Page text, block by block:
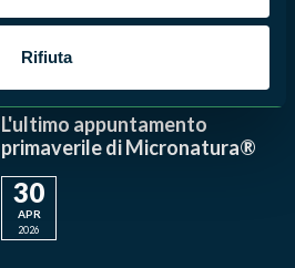
Rifiuta
RISERVA NATURALE LAGO DI VICO
L'ultimo appuntamento
primaverile di Micronatura®
30
APR
2026